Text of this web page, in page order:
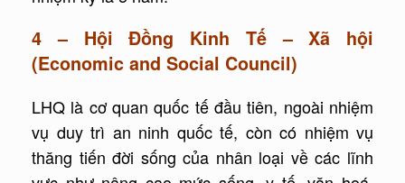
4 – Hội Đồng Kinh Tế – Xã hội
(Economic and Social Council)
LHQ là cơ quan quốc tế đầu tiên, ngoài nhiệm
vụ duy trì an ninh quốc tế, còn có nhiệm vụ
thăng tiến đời sống của nhân loại về các lĩnh